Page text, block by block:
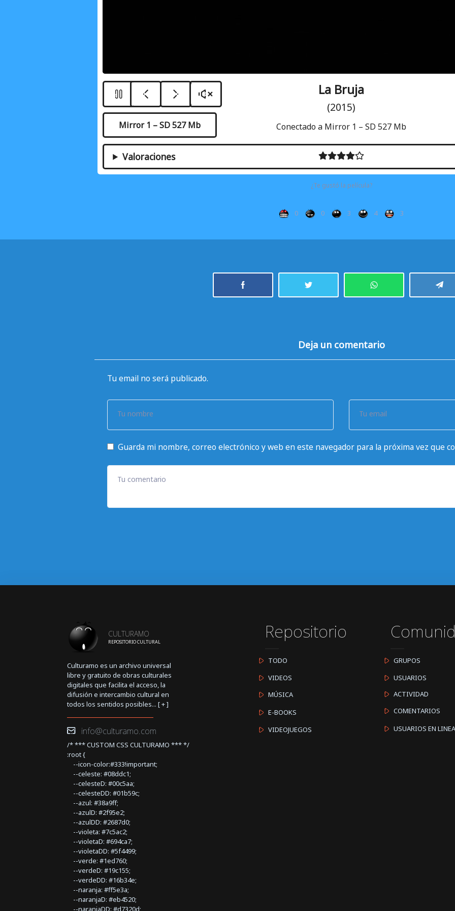
La Bruja
(2015)
Conectado a Mirror 1 – SD 527 Mb
Mirror 1 – SD 527 Mb
Valoraciones
¿Te gustó la película?
0 0 3 4 3
Deja un comentario
Tu email no será publicado.
Tu nombre Tu email
Guarda mi nombre, correo electrónico y web en este navegador para la próxima vez que
Tu comentario
CULTURAMO
REPOSITORIO CULTURAL
Culturamo es un archivo universal
libre y gratuito de obras culturales
digitales que facilita el acceso, la
difusión e intercambio cultural en
todos los sentidos posibles... [+]
info@culturamo.com
/* *** CUSTOM CSS CULTURAMO *** */
:root {
--icon-color:#333!important;
--celeste: #08ddc1;
--celesteD: #00c5aa;
--celesteDD: #01b59c;
--azul: #38a9ff;
--azulD: #2f95e2;
--azulDD: #2687d0;
--violeta: #7c5ac2;
--violetaD: #694ca7;
--violetaDD: #5f4499;
--verde: #1ed760;
--verdeD: #19c155;
--verdeDD: #16b34e;
--naranja: #ff5e3a;
--naranjaD: #eb4520;
--naranjaDD: #d7320d;
Repositorio
TODO
VIDEOS
MÚSICA
E-BOOKS
VIDEOJUEGOS
GRUPOS
USUARIOS
ACTIVIDAD
COMENTARIOS
USUARIOS EN LINEA